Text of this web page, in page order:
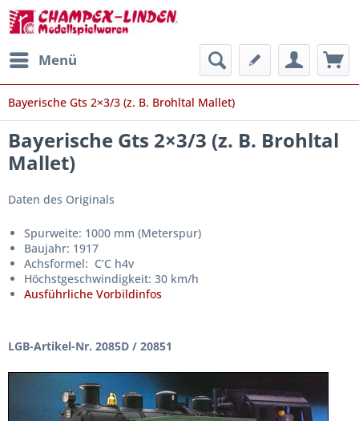
Menü
Bayerische Gts 2×3/3 (z. B. Brohltal Mallet)
Bayerische Gts 2×3/3 (z. B. Brohltal
Mallet)
Daten des Originals
Spurweite: 1000 mm (Meterspur)
Baujahr: 1917
Achsformel: C’C h4v
Höchstgeschwindigkeit: 30 km/h
Ausführliche Vorbildinfos
LGB-Artikel-Nr. 2085D / 20851